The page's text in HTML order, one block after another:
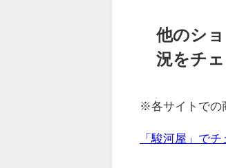
他のシ
況をチ
※各サイトでの
「駿河屋」でチ